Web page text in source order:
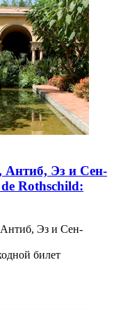
Антиб, Эз и Сен-
Rothschild:
Эз и Сен-
билет